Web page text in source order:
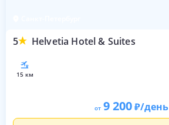
5 Helvetia Hotel & Suites
15 км
от 9 200 /день